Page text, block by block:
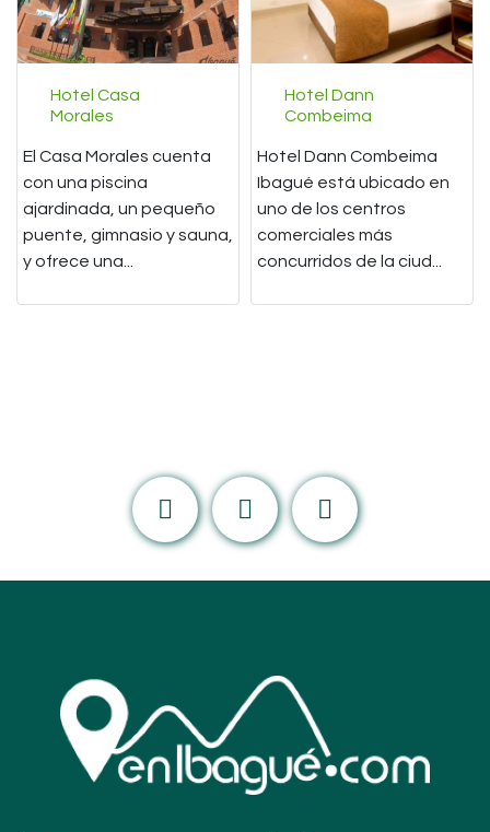
Hotel Casa
Morales
El Casa Morales cuenta
con una piscina
ajardinada, un pequeño
puente, gimnasio y sauna,
y ofrece una...
Hotel Dann
Combeima
Hotel Dann Combeima
Ibagué está ubicado en
uno de los centros
comerciales más
concurridos de la ciud...